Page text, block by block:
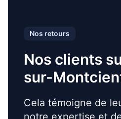
Nos retours
Nos clients
sur-
Cela témoigne de
notre expertise et